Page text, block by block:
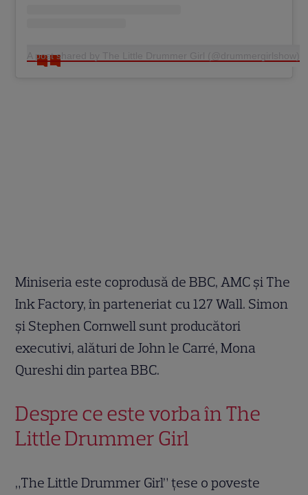
A post shared by The Little Drummer Girl (@drummergirlshow)
Miniseria este coprodusă de BBC, AMC și The
Ink Factory, în parteneriat cu 127 Wall. Simon
și Stephen Cornwell sunt producători
executivi, alături de John le Carré, Mona
Qureshi din partea BBC.
Despre ce este vorba în The
Little Drummer Girl
„The Little Drummer Girl” țese o poveste